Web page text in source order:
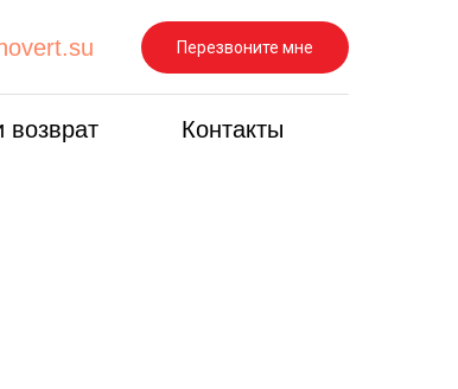
Перезвоните мне
возврат Контакты